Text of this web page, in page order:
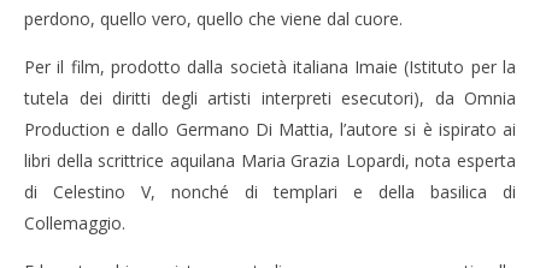
perdono, quello vero, quello che viene dal cuore.
Per il film, prodotto dalla società italiana Imaie (Istituto per la
tutela dei diritti degli artisti interpreti esecutori), da Omnia
Production e dallo Germano Di Mattia, l’autore si è ispirato ai
libri della scrittrice aquilana Maria Grazia Lopardi, nota esperta
di Celestino V, nonché di templari e della basilica di
Collemaggio.